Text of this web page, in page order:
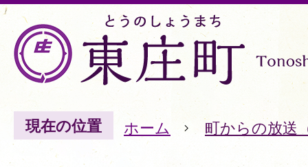
現在の位置 ホーム 町からの放送